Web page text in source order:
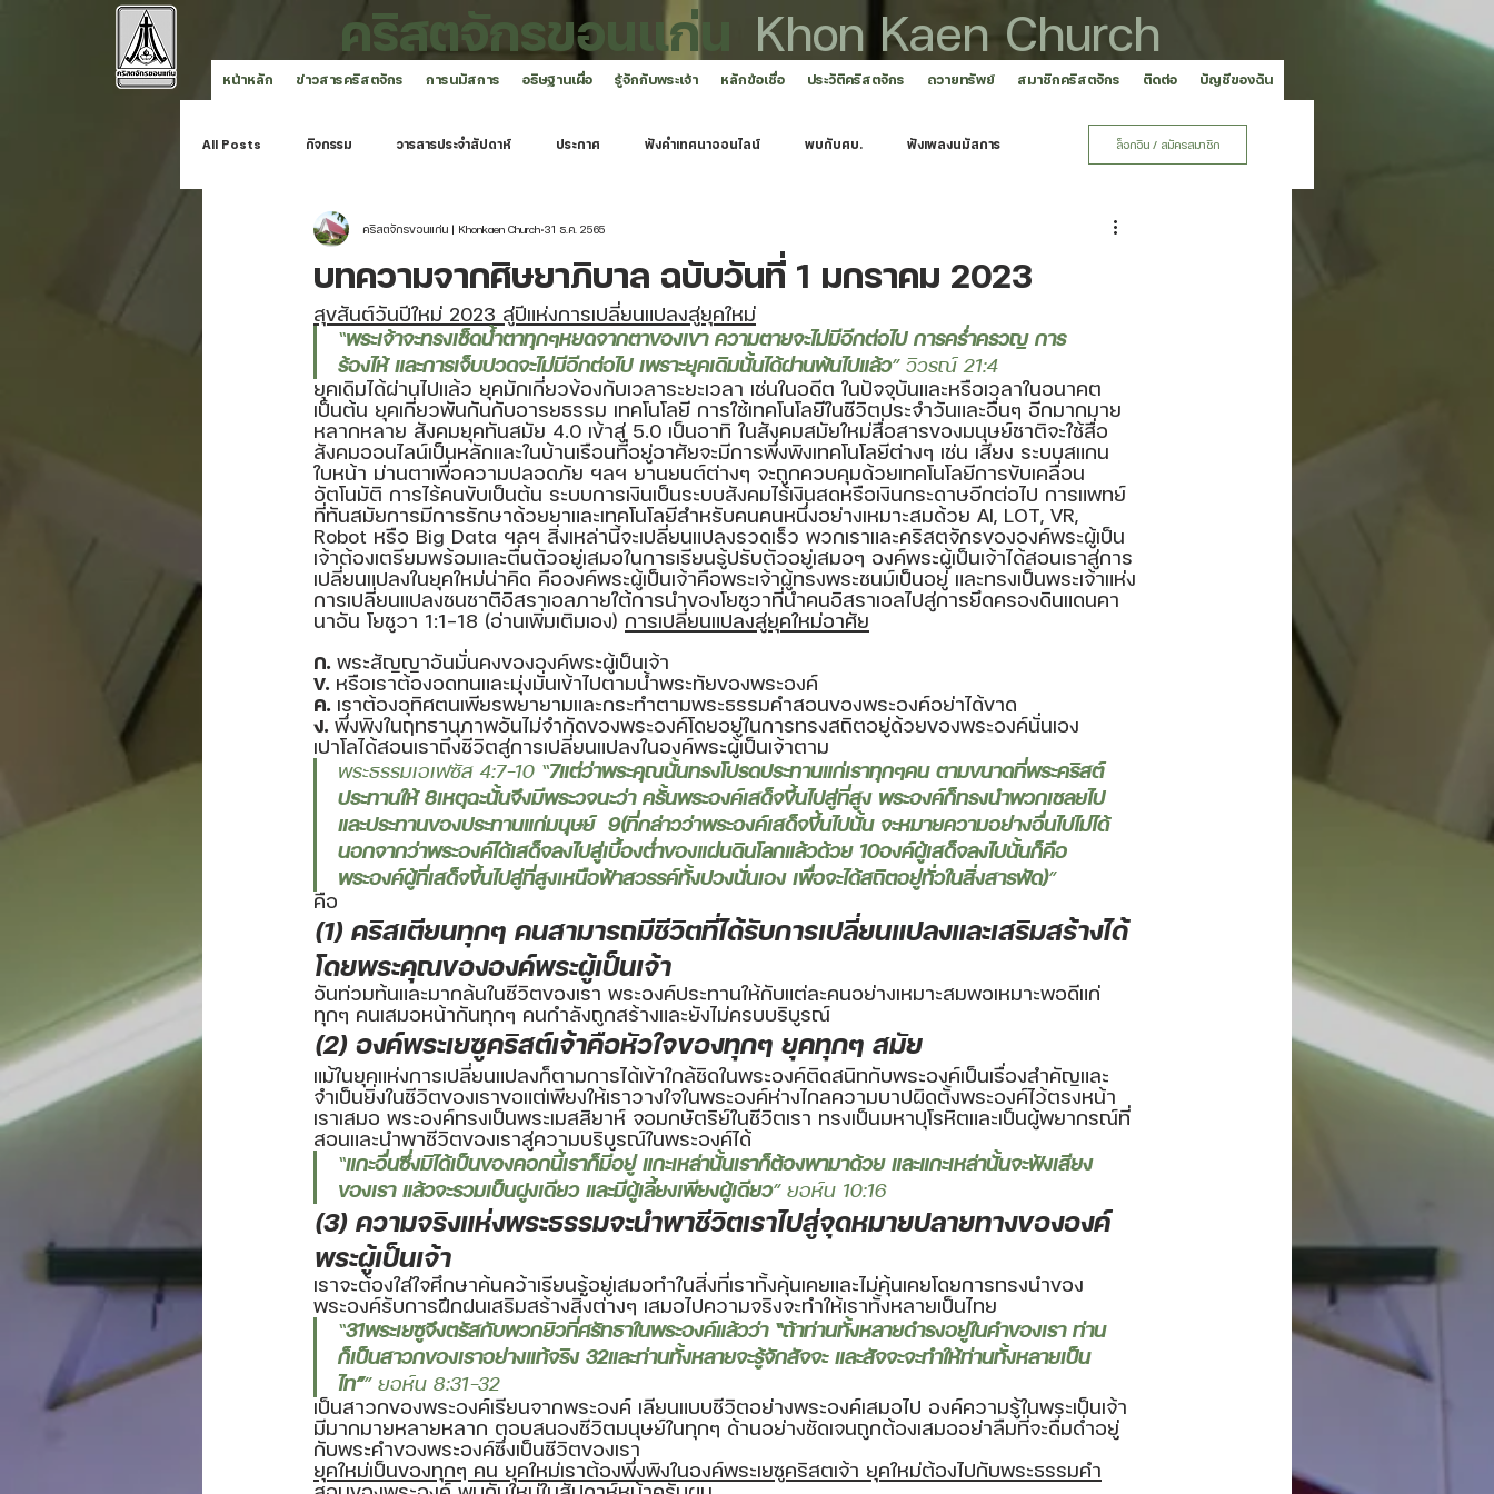
คริสตจักรขอนแก่น Khon Kaen Church
หน้าหลัก ข่าวสารคริสตจักร การนมัสการ อธิษฐานเผื่อ รู้จักกับพระเจ้า หลักข้อเชื่อ ประวัติคริสตจักร ถวายทรัพย์ สมาชิกคริสตจักร ติดต่อ บัญชีของฉัน
All Posts กิจกรรม วารสารประจำสัปดาห์ ประกาศ ฟังคำเทศนาออนไลน์ พบกับศบ. ฟังเพลงนมัสการ
คริสตจักรขอนแก่น
ล็อกอิน / สมัครสมาชิก
บทความจากศิษยาภิบาล ฉบับวันที่ 1 มกราคม 2023
คริสตจักรขอนแก่น | Khonkaen Church 31 ธ.ค. 2565
สุขสันต์วันปีใหม่ 2023 สู่ปีแห่งการเปลี่ยนแปลงสู่ยุคใหม่
“พระเจ้าจะทรงเช็ดน้ำตาทุกๆหยดจากตาของเขา ความตายจะไม่มีอีกต่อไป การคร่ำครวญ การ
ร้องไห้ และการเจ็บปวดจะไม่มีอีกต่อไป เพราะยุคเดิมนั้นได้ผ่านพ้นไปแล้ว” วิวรณ์ 21:4
ยุคเดิมได้ผ่านไปแล้ว ยุคมักเกี่ยวข้องกับเวลาระยะเวลา เช่นในอดีต ในปัจจุบันและหรือเวลาในอนาคต
เป็นต้น ยุคเกี่ยวพันกันกับอารยธรรม เทคโนโลยี การใช้เทคโนโลยีในชีวิตประจำวันและอื่นๆ อีกมากมาย
หลากหลาย สังคมยุคทันสมัย 4.0 เข้าสู่ 5.0 เป็นอาทิ ในสังคมสมัยใหม่สื่อสารของมนุษย์ชาติจะใช้สื่อ
สังคมออนไลน์เป็นหลักและในบ้านเรือนที่อยู่อาศัยจะมีการพึ่งพิงเทคโนโลยีต่างๆ เช่น เสียง ระบบสแกน
ใบหน้า ม่านตาเพื่อความปลอดภัย ฯลฯ ยานยนต์ต่างๆ จะถูกควบคุมด้วยเทคโนโลยีการขับเคลื่อน
อัตโนมัติ การไร้คนขับเป็นต้น ระบบการเงินเป็นระบบสังคมไร้เงินสดหรือเงินกระดาษอีกต่อไป การแพทย์
ที่ทันสมัยการมีการรักษาด้วยยาและเทคโนโลยีสำหรับคนคนหนึ่งอย่างเหมาะสมด้วย AI, LOT, VR,
Robot หรือ Big Data ฯลฯ สิ่งเหล่านี้จะเปลี่ยนแปลงรวดเร็ว พวกเราและคริสตจักรขององค์พระผู้เป็น
เจ้าต้องเตรียมพร้อมและตื่นตัวอยู่เสมอในการเรียนรู้ปรับตัวอยู่เสมอๆ องค์พระผู้เป็นเจ้าได้สอนเราสู่การ
เปลี่ยนแปลงในยุคใหม่น่าคิด คือองค์พระผู้เป็นเจ้าคือพระเจ้าผู้ทรงพระชนม์เป็นอยู่ และทรงเป็นพระเจ้าแห่ง
การเปลี่ยนแปลงชนชาติอิสราเอลภายใต้การนำของโยชูวาที่นำคนอิสราเอลไปสู่การยึดครองดินแดนคา
นาอัน โยชูวา 1:1-18 (อ่านเพิ่มเติมเอง) การเปลี่ยนแปลงสู่ยุคใหม่อาศัย
ก. พระสัญญาอันมั่นคงขององค์พระผู้เป็นเจ้า
ข. หรือเราต้องอดทนและมุ่งมั่นเข้าไปตามน้ำพระทัยของพระองค์
ค. เราต้องอุทิศตนเพียรพยายามและกระทำตามพระธรรมคำสอนของพระองค์อย่าได้ขาด
ง. พึ่งพิงในฤทธานุภาพอันไม่จำกัดของพระองค์โดยอยู่ในการทรงสถิตอยู่ด้วยของพระองค์นั่นเอง
เปาโลได้สอนเราถึงชีวิตสู่การเปลี่ยนแปลงในองค์พระผู้เป็นเจ้าตาม
พระธรรมเอเฟซัส 4:7-10 “7แต่ว่าพระคุณนั้นทรงโปรดประทานแก่เราทุกๆคน ตามขนาดที่พระคริสต์
ประทานให้ 8เหตุฉะนั้นจึงมีพระวจนะว่า ครั้นพระองค์เสด็จขึ้นไปสู่ที่สูง พระองค์ก็ทรงนำพวกเชลยไป
และประทานของประทานแก่มนุษย์ 9(ที่กล่าวว่าพระองค์เสด็จขึ้นไปนั้น จะหมายความอย่างอื่นไปไม่ได้
นอกจากว่าพระองค์ได้เสด็จลงไปสู่เบื้องต่ำของแผ่นดินโลกแล้วด้วย 10องค์ผู้เสด็จลงไปนั้นก็คือ
พระองค์ผู้ที่เสด็จขึ้นไปสู่ที่สูงเหนือฟ้าสวรรค์ทั้งปวงนั่นเอง เพื่อจะได้สถิตอยู่ทั่วในสิ่งสารพัด)”
คือ
(1) คริสเตียนทุกๆ คนสามารถมีชีวิตที่ได้รับการเปลี่ยนแปลงและเสริมสร้างได้
โดยพระคุณขององค์พระผู้เป็นเจ้า
อันท่วมท้นและมากล้นในชีวิตของเรา พระองค์ประทานให้กับแต่ละคนอย่างเหมาะสมพอเหมาะพอดีแก่
ทุกๆ คนเสมอหน้ากันทุกๆ คนกำลังถูกสร้างและยังไม่ครบบริบูรณ์
(2) องค์พระเยซูคริสต์เจ้าคือหัวใจของทุกๆ ยุคทุกๆ สมัย
แม้ในยุคแห่งการเปลี่ยนแปลงก็ตามการได้เข้าใกล้ชิดในพระองค์ติดสนิทกับพระองค์เป็นเรื่องสำคัญและ
จำเป็นยิ่งในชีวิตของเราขอแต่เพียงให้เราวางใจในพระองค์ห่างไกลความบาปผิดตั้งพระองค์ไว้ตรงหน้า
เราเสมอ พระองค์ทรงเป็นพระเมสสิยาห์ จอมกษัตริย์ในชีวิตเรา ทรงเป็นมหาปุโรหิตและเป็นผู้พยากรณ์ที่
สอนและนำพาชีวิตของเราสู่ความบริบูรณ์ในพระองค์ได้
“แกะอื่นซึ่งมิได้เป็นของคอกนี้เราก็มีอยู่ แกะเหล่านั้นเราก็ต้องพามาด้วย และแกะเหล่านั้นจะฟังเสียง
ของเรา แล้วจะรวมเป็นฝูงเดียว และมีผู้เลี้ยงเพียงผู้เดียว” ยอห์น 10:16
(3) ความจริงแห่งพระธรรมจะนำพาชีวิตเราไปสู่จุดหมายปลายทางขององค์
พระผู้เป็นเจ้า
เราจะต้องใส่ใจศึกษาค้นคว้าเรียนรู้อยู่เสมอทำในสิ่งที่เราทั้งคุ้นเคยและไม่คุ้นเคยโดยการทรงนำของ
พระองค์รับการฝึกฝนเสริมสร้างสิ่งต่างๆ เสมอไปความจริงจะทำให้เราทั้งหลายเป็นไทย
“31พระเยซูจึงตรัสกับพวกยิวที่ศรัทธาในพระองค์แล้วว่า “ถ้าท่านทั้งหลายดำรงอยู่ในคำของเรา ท่าน
ก็เป็นสาวกของเราอย่างแท้จริง 32และท่านทั้งหลายจะรู้จักสัจจะ และสัจจะจะทำให้ท่านทั้งหลายเป็น
ไท”” ยอห์น 8:31-32
เป็นสาวกของพระองค์เรียนจากพระองค์ เลียนแบบชีวิตอย่างพระองค์เสมอไป องค์ความรู้ในพระเป็นเจ้า
มีมากมายหลายหลาก ตอบสนองชีวิตมนุษย์ในทุกๆ ด้านอย่างชัดเจนถูกต้องเสมออย่าลืมที่จะดื่มด่ำอยู่
กับพระคำของพระองค์ซึ่งเป็นชีวิตของเรา
ยุคใหม่เป็นของทุกๆ คน ยุคใหม่เราต้องพึ่งพิงในองค์พระเยซูคริสตเจ้า ยุคใหม่ต้องไปกับพระธรรมคำ